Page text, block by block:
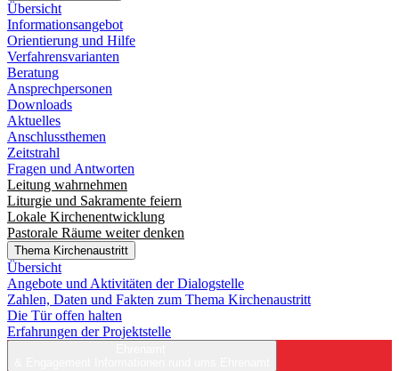
Übersicht
Informationsangebot
Orientierung und Hilfe
Verfahrensvarianten
Beratung
Ansprechpersonen
Downloads
Aktuelles
Anschlussthemen
Zeitstrahl
Fragen und Antworten
Leitung wahrnehmen
Liturgie und Sakramente feiern
Lokale Kirchenentwicklung
Pastorale Räume weiter denken
Thema Kirchenaustritt
Übersicht
Angebote und Aktivitäten der Dialogstelle
Zahlen, Daten und Fakten zum Thema Kirchenaustritt
Die Tür offen halten
Erfahrungen der Projektstelle